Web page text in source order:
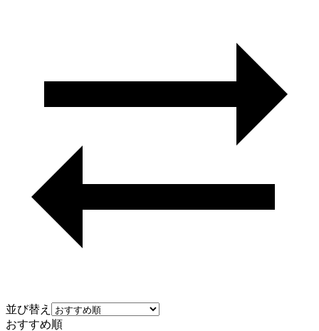
並び替え
おすすめ順